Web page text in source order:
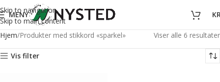
Skip to navigation
Skip to main content
MENY
Hjem Produkter med stikkord «sparkel» Viser alle 6 resultater
Vis filter